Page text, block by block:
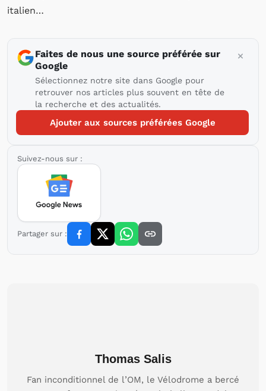
italien…
Faites de nous une source préférée sur
Google
Sélectionnez notre site dans Google pour
retrouver nos articles plus souvent en tête de
la recherche et des actualités.
Ajouter aux sources préférées Google
Suivez-nous sur :
Partager sur :
Thomas Salis
Fan inconditionnel de l’OM, le Vélodrome a bercé